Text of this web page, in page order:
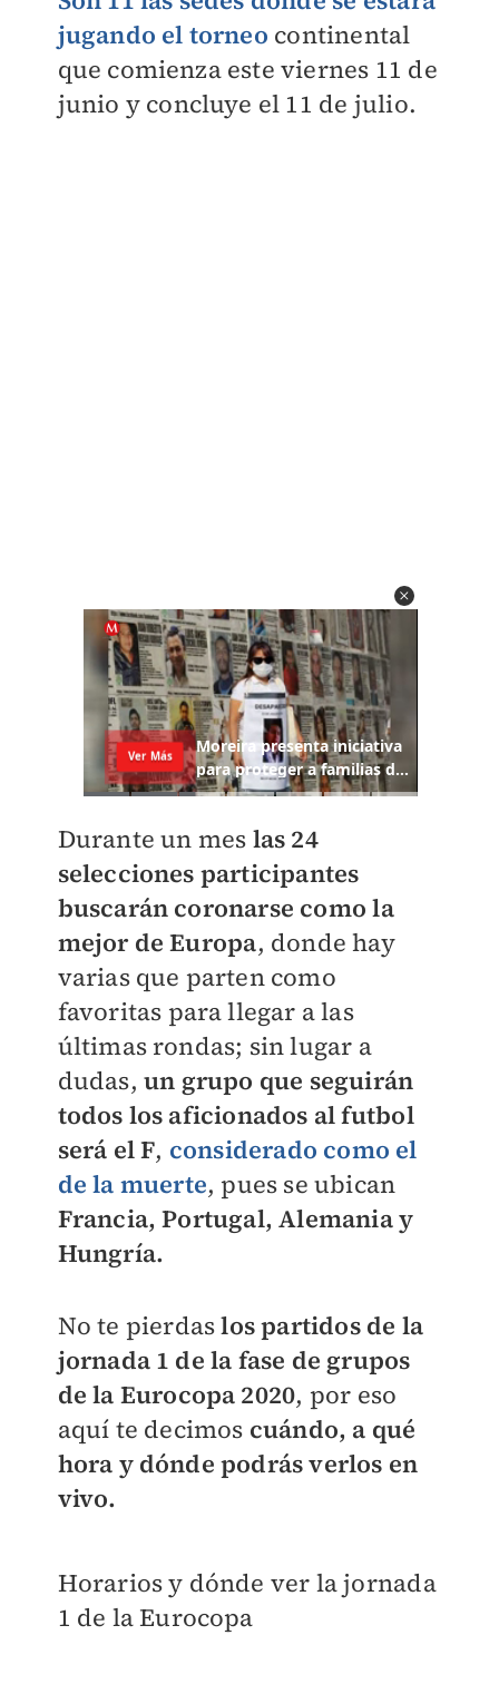
jugando el torneo continental
que comienza este viernes 11 de
junio y concluye el 11 de julio.
Durante un mes las 24
selecciones participantes
buscarán coronarse como la
mejor de Europa, donde hay
varias que parten como
favoritas para llegar a las
últimas rondas; sin lugar a
dudas, un grupo que seguirán
todos los aficionados al futbol
será el F, considerado como el
de la muerte, pues se ubican
Francia, Portugal, Alemania y
Hungría.
No te pierdaslos partidos de la
jornada 1 de la fase de grupos
de la Eurocopa 2020, por eso
aquí te decimos cuándo, a qué
hora y dónde podrás verlos en
vivo.
Horarios y dónde ver la jornada
1 de la Eurocopa